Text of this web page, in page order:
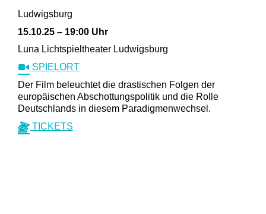
Ludwigsburg
15.10.25 – 19:00 Uhr
Luna Lichtspieltheater Ludwigsburg
SPIELORT
Der Film beleuchtet die drastischen Folgen der
europäischen Abschottungspolitik und die Rolle
Deutschlands in diesem Paradigmenwechsel.
TICKETS